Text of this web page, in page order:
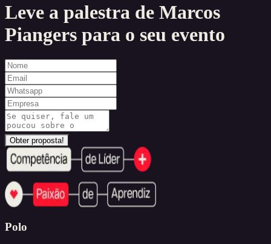
Leve a palestra de Marcos
Piangers para o seu evento
Obter proposta!
Polo